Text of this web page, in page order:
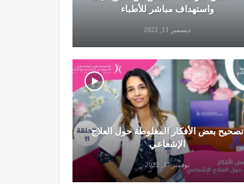
واستهداف مباشر للأطباء
ديسمبر 11, 2022
تصحيح بعض الأفكار المغلوطة حول العلاج
الإشعاعي
نوفمبر 17, 2022